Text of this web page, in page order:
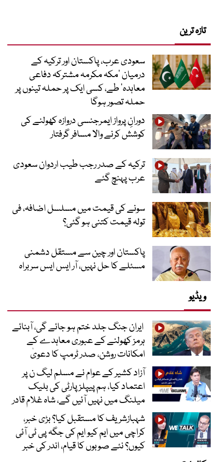
تازہ ترین
سعودی عرب، پاکستان اور ترکیہ کے
درمیان ’مکہ مکرمہ مشترکہ دفاعی
معاہدہ‘ طے، کسی ایک پر حملہ تینوں پر
حملہ تصور ہوگا
دورانِ پرواز ایمرجنسی دروازہ کھولنے کی
کوشش کرنے والا مسافر گرفتار
ترکیہ کے صدر رجب طیب اردوان سعودی
عرب پہنچ گئے
سونے کی قیمت میں مسلسل اضافہ، فی
تولہ قیمت کتنی ہو گئی؟
پاکستان اور چین سے مستقل دشمنی
مسئلے کا حل نہیں، آر ایس ایس سربراہ
ویڈیو
ایران جنگ جلد ختم ہو جائے گی، آبنائے
ہرمز کھولنے کے عبوری معاہدے کے
امکانات روشن، صدر ٹرمپ کا دعویٰ
آزاد کشیر کے عوام نے مسلم لیگ ن پر
اعتماد کیا، ہم پیپلز پارٹی کی بلیک
میلنگ میں نہیں آئیں گے، شاہ غلام قادر
شہبازشریف کا مستقبل کیا؟ بڑی خبر،
کراچی میں ایم کیو ایم کی جگہ پی ٹی آئی
کیوں؟ نئے صوبوں کا قیام، اندر کی خبر